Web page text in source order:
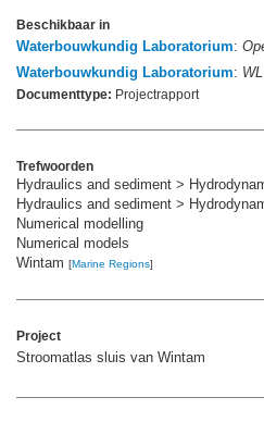
Beschikbaar in
Waterbouwkundig Laboratorium:
Waterbouwkundig Laboratorium:
Documenttype: Projectrapport
Trefwoorden
Hydraulics and sediment >
Hydraulics and sediment >
Numerical modelling
Numerical models
Wintam [Marine Regions]
Project
Stroomatlas sluis van Wintam